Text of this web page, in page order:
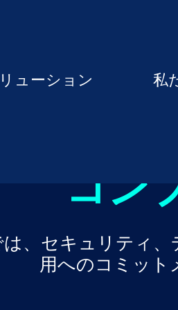
ューション 私
コン
は、セキュリティ
用へのコミット